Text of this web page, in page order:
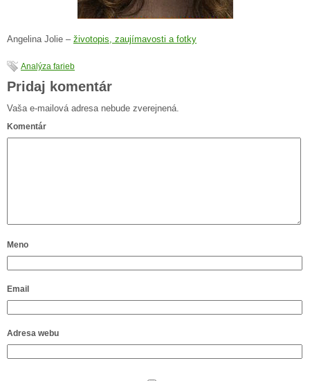
Angelina Jolie – životopis, zaujímavosti a fotky
Analýza farieb
Pridaj komentár
Vaša e-mailová adresa nebude zverejnená.
Komentár
Meno
Email
Adresa webu